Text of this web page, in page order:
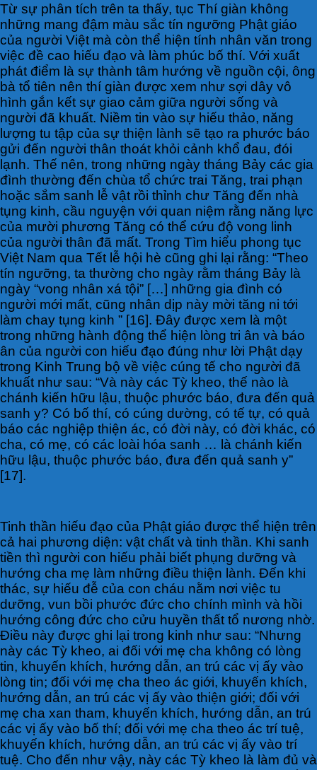
Từ sự phân tích trên ta thấy, tục Thí giàn không
những mang đậm màu sắc tín ngưỡng Phật giáo
của người Việt mà còn thể hiện tính nhân văn trong
việc đề cao hiếu đạo và làm phúc bố thí. Với xuất
phát điểm là sự thành tâm hướng về nguồn cội, ông
bà tổ tiên nên thí giàn được xem như sợi dây vô
hình gắn kết sự giao cảm giữa người sống và
người đã khuất. Niềm tin vào sự hiếu thảo, năng
lượng tu tập của sự thiện lành sẽ tạo ra phước báo
gửi đến người thân thoát khỏi cảnh khổ đau, đói
lạnh. Thế nên, trong những ngày tháng Bảy các gia
đình thường đến chùa tổ chức trai Tăng, trai phạn
hoặc sắm sanh lễ vật rồi thỉnh chư Tăng đến nhà
tụng kinh, cầu nguyện với quan niệm rằng năng lực
của mười phương Tăng có thể cứu độ vong linh
của người thân đã mất. Trong Tìm hiểu phong tục
Việt Nam qua Tết lễ hội hè cũng ghi lại rằng: “Theo
tín ngưỡng, ta thường cho ngày rằm tháng Bảy là
ngày “vong nhân xá tội” […] những gia đình có
người mới mất, cũng nhân dịp này mời tăng ni tới
làm chay tụng kinh ” [16]. Đây được xem là một
trong những hành động thể hiện lòng tri ân và báo
ân của người con hiếu đạo đúng như lời Phật dạy
trong Kinh Trung bộ về việc cúng tế cho người đã
khuất như sau: “Và này các Tỳ kheo, thế nào là
chánh kiến hữu lậu, thuộc phước báo, đưa đến quả
sanh y? Có bố thí, có cúng dường, có tế tự, có quả
báo các nghiệp thiện ác, có đời này, có đời khác, có
cha, có mẹ, có các loài hóa sanh … là chánh kiến
hữu lậu, thuộc phước báo, đưa đến quả sanh y”
[17].
Tinh thần hiếu đạo của Phật giáo được thể hiện trên
cả hai phương diện: vật chất và tinh thần. Khi sanh
tiền thì người con hiếu phải biết phụng dưỡng và
hướng cha mẹ làm những điều thiện lành. Đến khi
thác, sự hiếu đễ của con cháu nằm nơi việc tu
dưỡng, vun bồi phước đức cho chính mình và hồi
hướng công đức cho cửu huyền thất tổ nương nhờ.
Điều này được ghi lại trong kinh như sau: “Nhưng
này các Tỳ kheo, ai đối với mẹ cha không có lòng
tin, khuyến khích, hướng dẫn, an trú các vị ấy vào
lòng tin; đối với mẹ cha theo ác giới, khuyến khích,
hướng dẫn, an trú các vị ấy vào thiện giới; đối với
mẹ cha xan tham, khuyến khích, hướng dẫn, an trú
các vị ấy vào bố thí; đối với mẹ cha theo ác trí tuệ,
khuyến khích, hướng dẫn, an trú các vị ấy vào trí
tuệ. Cho đến như vậy, này các Tỳ kheo là làm đủ và